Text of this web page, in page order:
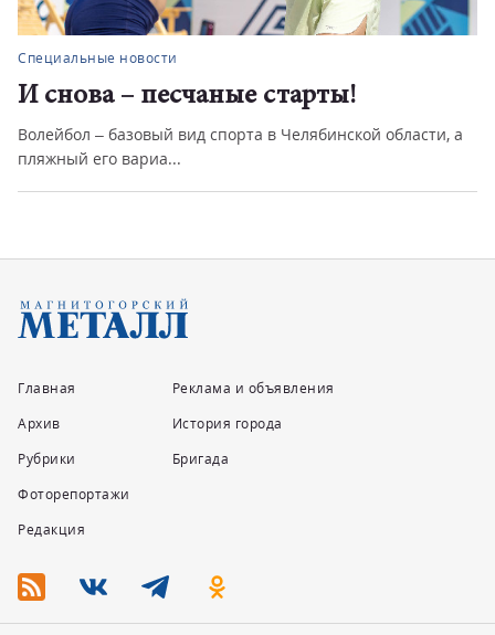
Специальные новости
И снова – песчаные старты!
Волейбол – базовый вид спорта в Челябинской области, а
пляжный его вариа...
Главная
Архив
Рубрики
Фоторепортажи
Редакция
Реклама и объявления
История города
Бригада